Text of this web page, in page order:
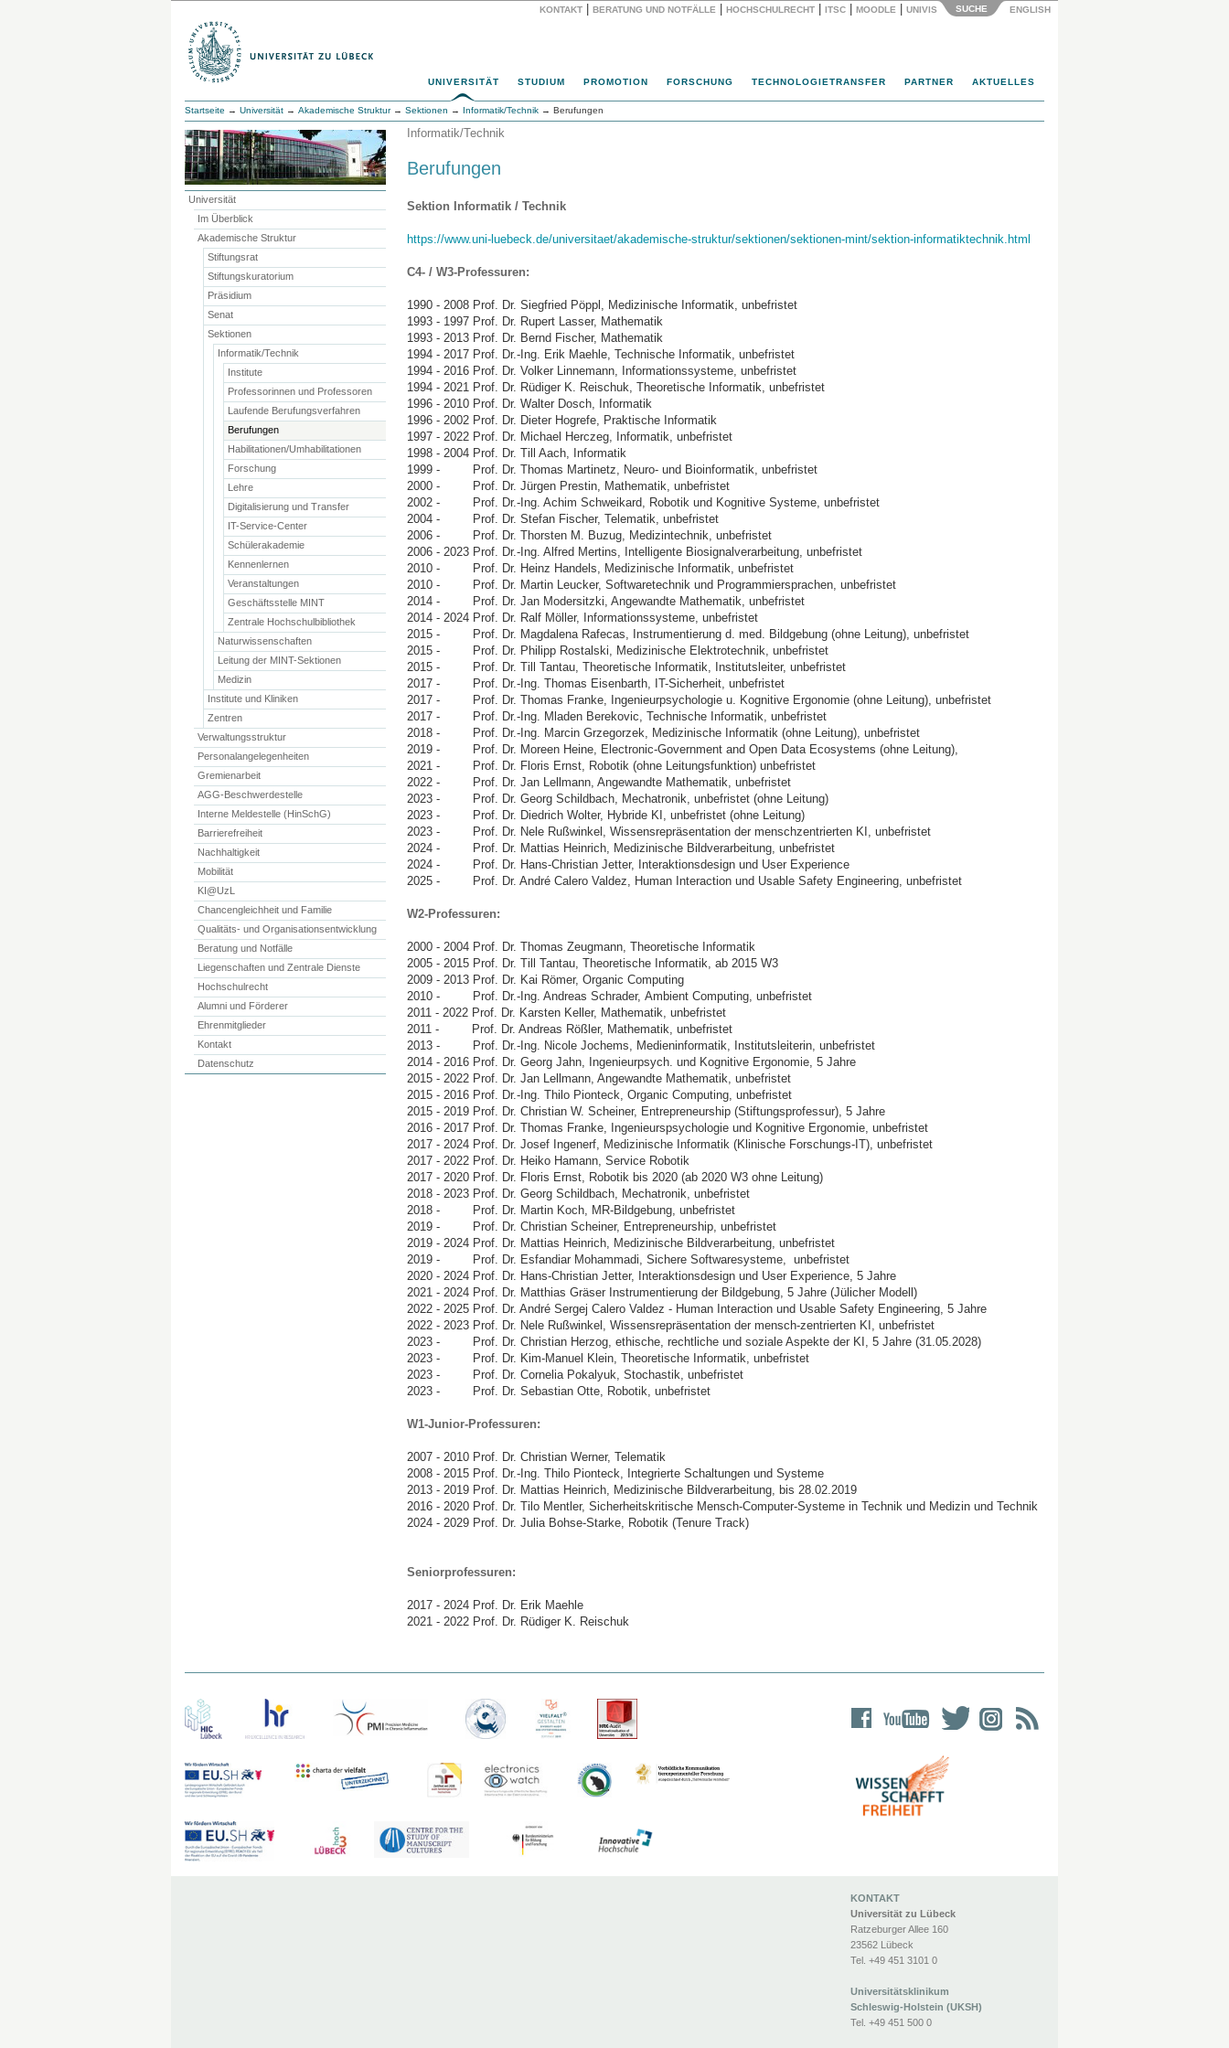
KONTAKT BERATUNG UND NOTFÄLLE HOCHSCHULRECHT ITSC MOODLE UNIVIS SUCHE ENGLISH
UNIVERSITÄT STUDIUM PROMOTION FORSCHUNG TECHNOLOGIETRANSFER PARTNER AKTUELLES
Startseite → Universität → Akademische Struktur→ Sektionen → Informatik/Technik → Berufungen
Universität
Im Überblick
Akademische Struktur
Stiftungsrat
Stiftungskuratorium
Präsidium
Senat
Sektionen
Informatik/Technik
Institute
Professorinnen und Professoren
Laufende Berufungsverfahren
Berufungen
Habilitationen/Umhabilitationen
Forschung
Lehre
Digitalisierung und Transfer
IT-Service-Center
Schülerakademie
Kennenlernen
Veranstaltungen
Geschäftsstelle MINT
Zentrale Hochschulbibliothek
Naturwissenschaften
Leitung der MINT-Sektionen
Medizin
Institute und Kliniken
Zentren
Verwaltungsstruktur
Personalangelegenheiten
Gremienarbeit
AGG-Beschwerdestelle
Interne Meldestelle (HinSchG)
Barrierefreiheit
Nachhaltigkeit
Mobilität
KI@UzL
Chancengleichheit und Familie
Qualitäts- und Organisationsentwicklung
Beratung und Notfälle
Liegenschaften und Zentrale Dienste
Hochschulrecht
Alumni und Förderer
Ehrenmitglieder
Kontakt
Datenschutz
Informatik/Technik
Berufungen
Sektion Informatik / Technik
https://www.uni-luebeck.de/universitaet/akademische-struktur/sektionen/sektionen-mint/sektion-informatiktechnik.html
C4- / W3-Professuren:
1990 - 2008 Prof. Dr. Siegfried Pöppl, Medizinische Informatik, unbefristet
1993 - 1997 Prof. Dr. Rupert Lasser, Mathematik
1993 - 2013 Prof. Dr. Bernd Fischer, Mathematik
1994 - 2017 Prof. Dr.-Ing. Erik Maehle, Technische Informatik, unbefristet
1994 - 2016 Prof. Dr. Volker Linnemann, Informationssysteme, unbefristet
1994 - 2021 Prof. Dr. Rüdiger K. Reischuk, Theoretische Informatik, unbefristet
1996 - 2010 Prof. Dr. Walter Dosch, Informatik
1996 - 2002 Prof. Dr. Dieter Hogrefe, Praktische Informatik
1997 - 2022 Prof. Dr. Michael Herczeg, Informatik, unbefristet
1998 - 2004 Prof. Dr. Till Aach, Informatik
1999 - Prof. Dr. Thomas Martinetz, Neuro- und Bioinformatik, unbefristet
2000 - Prof. Dr. Jürgen Prestin, Mathematik, unbefristet
2002 - Prof. Dr.-Ing. Achim Schweikard, Robotik und Kognitive Systeme, unbefristet
2004 - Prof. Dr. Stefan Fischer, Telematik, unbefristet
2006 - Prof. Dr. Thorsten M. Buzug, Medizintechnik, unbefristet
2006 - 2023 Prof. Dr.-Ing. Alfred Mertins, Intelligente Biosignalverarbeitung, unbefristet
2010 - Prof. Dr. Heinz Handels, Medizinische Informatik, unbefristet
2010 - Prof. Dr. Martin Leucker, Softwaretechnik und Programmiersprachen, unbefristet
2014 - Prof. Dr. Jan Modersitzki, Angewandte Mathematik, unbefristet
2014 - 2024 Prof. Dr. Ralf Möller, Informationssysteme, unbefristet
2015 - Prof. Dr. Magdalena Rafecas, Instrumentierung d. med. Bildgebung (ohne Leitung), unbefristet
2015 - Prof. Dr. Philipp Rostalski, Medizinische Elektrotechnik, unbefristet
2015 - Prof. Dr. Till Tantau, Theoretische Informatik, Institutsleiter, unbefristet
2017 - Prof. Dr.-Ing. Thomas Eisenbarth, IT-Sicherheit, unbefristet
2017 - Prof. Dr. Thomas Franke, Ingenieurpsychologie u. Kognitive Ergonomie (ohne Leitung), unbefristet
2017 - Prof. Dr.-Ing. Mladen Berekovic, Technische Informatik, unbefristet
2018 - Prof. Dr.-Ing. Marcin Grzegorzek, Medizinische Informatik (ohne Leitung), unbefristet
2019 - Prof. Dr. Moreen Heine, Electronic-Government and Open Data Ecosystems (ohne Leitung),
2021 -
Prof. Dr. Floris Ernst, Robotik (ohne Leitungsfunktion) unbefristet
2022 - Prof. Dr. Jan Lellmann, Angewandte Mathematik, unbefristet
2023 - Prof. Dr. Georg Schildbach, Mechatronik, unbefristet (ohne Leitung)
2023 - Prof. Dr. Diedrich Wolter, Hybride KI, unbefristet (ohne Leitung)
2023 - Prof. Dr. Nele Rußwinkel, Wissensrepräsentation der menschzentrierten KI, unbefristet
2024 - Prof. Dr. Mattias Heinrich, Medizinische Bildverarbeitung, unbefristet
2024 - Prof. Dr. Hans-Christian Jetter, Interaktionsdesign und User Experience
2025 - Prof. Dr. André Calero Valdez, Human Interaction und Usable Safety Engineering, unbefristet
W2-Professuren:
2000 - 2004 Prof. Dr. Thomas Zeugmann, Theoretische Informatik
2005 - 2015 Prof. Dr. Till Tantau, Theoretische Informatik, ab 2015 W3
2009 - 2013 Prof. Dr. Kai Römer, Organic Computing
2010 - Prof. Dr.-Ing. Andreas Schrader, Ambient Computing, unbefristet
2011 - 2022 Prof. Dr. Karsten Keller, Mathematik, unbefristet
2011 - Prof. Dr. Andreas Rößler, Mathematik, unbefristet
2013 - Prof. Dr.-Ing. Nicole Jochems, Medieninformatik, Institutsleiterin, unbefristet
2014 - 2016 Prof. Dr. Georg Jahn, Ingenieurpsych. und Kognitive Ergonomie, 5 Jahre
2015 - 2022 Prof. Dr. Jan Lellmann, Angewandte Mathematik, unbefristet
2015 - 2016 Prof. Dr.-Ing. Thilo Pionteck, Organic Computing, unbefristet
2015 - 2019 Prof. Dr. Christian W. Scheiner, Entrepreneurship (Stiftungsprofessur), 5 Jahre
2016 - 2017 Prof. Dr. Thomas Franke, Ingenieurspsychologie und Kognitive Ergonomie, unbefristet
2017 - 2024 Prof. Dr. Josef Ingenerf, Medizinische Informatik (Klinische Forschungs-IT), unbefristet
2017 - 2022 Prof. Dr. Heiko Hamann, Service Robotik
2017 - 2020 Prof. Dr. Floris Ernst, Robotik bis 2020 (ab 2020 W3 ohne Leitung)
2018 - 2023 Prof. Dr. Georg Schildbach, Mechatronik, unbefristet
2018 - Prof. Dr. Martin Koch, MR-Bildgebung, unbefristet
2019 - Prof. Dr. Christian Scheiner, Entrepreneurship, unbefristet
2019 - 2024 Prof. Dr. Mattias Heinrich, Medizinische Bildverarbeitung, unbefristet
2019 - Prof. Dr. Esfandiar Mohammadi, Sichere Softwaresysteme, unbefristet
2020 - 2024 Prof. Dr. Hans-Christian Jetter, Interaktionsdesign und User Experience, 5 Jahre
2021 - 2024 Prof. Dr. Matthias Gräser Instrumentierung der Bildgebung, 5 Jahre (Jülicher Modell)
2022 - 2025 Prof. Dr. André Sergej Calero Valdez - Human Interaction und Usable Safety Engineering, 5 Jahre
2022 - 2023 Prof. Dr. Nele Rußwinkel, Wissensrepräsentation der mensch-zentrierten KI, unbefristet
2023 - Prof. Dr. Christian Herzog, ethische, rechtliche und soziale Aspekte der KI, 5 Jahre (31.05.2028)
2023 - Prof. Dr. Kim-Manuel Klein, Theoretische Informatik, unbefristet
2023 - Prof. Dr. Cornelia Pokalyuk, Stochastik, unbefristet
2023 - Prof. Dr. Sebastian Otte, Robotik, unbefristet
W1-Junior-Professuren:
2007 - 2010 Prof. Dr. Christian Werner, Telematik
2008 - 2015 Prof. Dr.-Ing. Thilo Pionteck, Integrierte Schaltungen und Systeme
2013 - 2019 Prof. Dr. Mattias Heinrich, Medizinische Bildverarbeitung, bis 28.02.2019
2016 - 2020 Prof. Dr. Tilo Mentler, Sicherheitskritische Mensch-Computer-Systeme in Technik und Medizin und Technik
2024 - 2029 Prof. Dr. Julia Bohse-Starke, Robotik (Tenure Track)
Seniorprofessuren:
2017 - 2024 Prof. Dr. Erik Maehle
2021 - 2022 Prof. Dr. Rüdiger K. Reischuk
KONTAKT
Universität zu Lübeck
Ratzeburger Allee 160
23562 Lübeck
Tel. +49 451 3101 0
Universitätsklinikum
Schleswig-Holstein (UKSH)
Tel. +49 451 500 0